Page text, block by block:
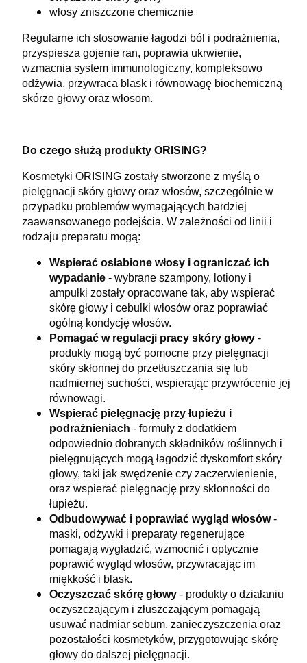
włosy zniszczone chemicznie
Regularne ich stosowanie łagodzi ból i podrażnienia,
przyspiesza gojenie ran, poprawia ukrwienie,
wzmacnia system immunologiczny, kompleksowo
odżywia, przywraca blask i równowagę biochemiczną
skórze głowy oraz włosom.
Do czego służą produkty ORISING?
Kosmetyki ORISING zostały stworzone z myślą o
pielęgnacji skóry głowy oraz włosów, szczególnie w
przypadku problemów wymagających bardziej
zaawansowanego podejścia. W zależności od linii i
rodzaju preparatu mogą:
Wspierać osłabione włosy i ograniczać ich
wypadanie - wybrane szampony, lotiony i
ampułki zostały opracowane tak, aby wspierać
skórę głowy i cebulki włosów oraz poprawiać
ogólną kondycję włosów.
Pomagać w regulacji pracy skóry głowy -
produkty mogą być pomocne przy pielęgnacji
skóry skłonnej do przetłuszczania się lub
nadmiernej suchości, wspierając przywrócenie jej
równowagi.
Wspierać pielęgnację przy łupieżu i
podrażnieniach - formuły z dodatkiem
odpowiednio dobranych składników roślinnych i
pielęgnujących mogą łagodzić dyskomfort skóry
głowy, taki jak swędzenie czy zaczerwienienie,
oraz wspierać pielęgnację przy skłonności do
łupieżu.
Odbudowywać i poprawiać wygląd włosów-
maski, odżywki i preparaty regenerujące
pomagają wygładzić, wzmocnić i optycznie
poprawić wygląd włosów, przywracając im
miękkość i blask.
Oczyszczać skórę głowy - produkty o działaniu
oczyszczającym i złuszczającym pomagają
usuwać nadmiar sebum, zanieczyszczenia oraz
pozostałości kosmetyków, przygotowując skórę
głowy do dalszej pielęgnacji.